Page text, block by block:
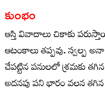
కుంభం
ఆస్తి వివాదాలు చికాకు
ఆటంకాలు తప్పవు. స్వల్ప
చేపట్టిన పనులలో శ్రమకు
అదనపు పని భారం వలన